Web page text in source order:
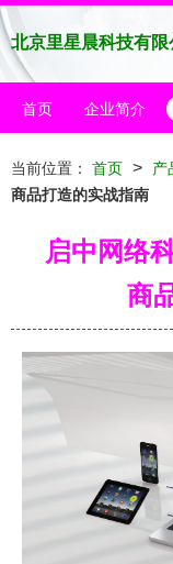
北京里星晨科技有限
首页 企业简介
当前位置： 首页 > 产
商品打造的实战指南
启中网络
商